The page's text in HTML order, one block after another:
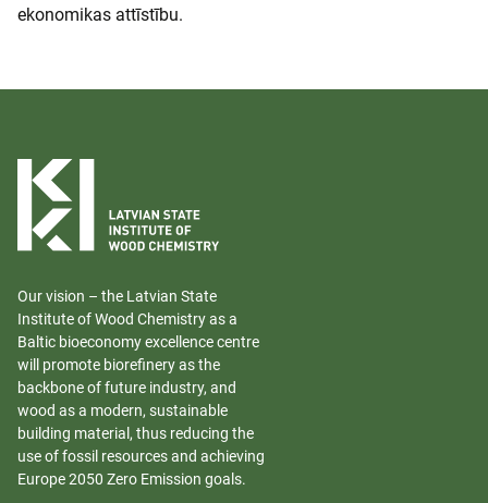
ekonomikas attīstību.
Our vision – the Latvian State
Institute of Wood Chemistry as a
Baltic bioeconomy excellence centre
will promote biorefinery as the
backbone of future industry, and
wood as a modern, sustainable
building material, thus reducing the
use of fossil resources and achieving
Europe 2050 Zero Emission goals.